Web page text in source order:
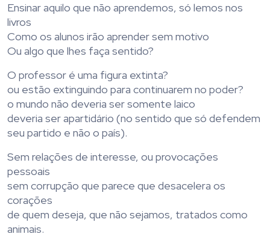
Ensinar aquilo que não aprendemos, só lemos nos
livros
Como os alunos irão aprender sem motivo
Ou algo que lhes faça sentido?
O professor é uma figura extinta?
ou estão extinguindo para continuarem no poder?
o mundo não deveria ser somente laico
deveria ser apartidário (no sentido que só defendem
seu partido e não o país).
Sem relações de interesse, ou provocações
pessoais
sem corrupção que parece que desacelera os
corações
de quem deseja, que não sejamos, tratados como
animais.